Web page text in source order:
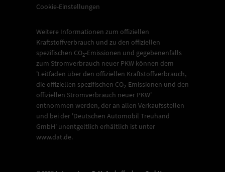
Cookie-Einstellungen
Weitere Informationen zum offiziellen
Kraftstoffverbrauch und zu den offiziellen
spezifischen CO2-Emissionen und gegebenenfalls
zum Stromverbrauch neuer PKW können dem
'Leitfaden über den offiziellen Kraftstoffverbrauch,
die offiziellen spezifischen CO2-Emissionen und den
offiziellen Stromverbrauch neuer PKW'
entnommen werden, der an allen Verkaufsstellen
und bei der 'Deutschen Automobil Treuhand
GmbH' unentgeltlich erhältlich ist unter
www.dat.de.